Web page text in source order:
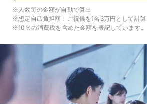
※人数毎の金額が自動で算出
※想定自己負担額： ご祝儀を1名3万円 として計算
※10％の消費税を含めた金額を表記しています。